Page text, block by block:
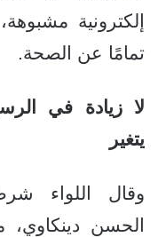
إلكترونية
تمامًا عن الصحة.
لا زيادة في
يتغير
وقال اللواء
الحسن دينكاوي،